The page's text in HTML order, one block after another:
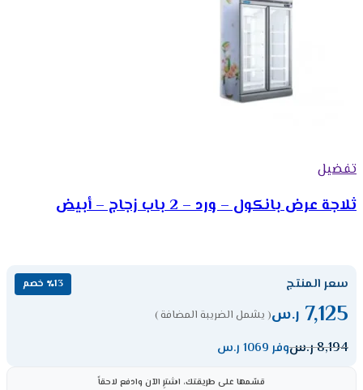
تفضيل
ثلاجة عرض بانكول – ورد – 2 باب زجاج – أبيض
سعر المنتج ٪13 خصم
7,125 ر.س( يشمل الضريبة المضافة )
8,194ر.سوفر 1069 ر.س
قسّمها على طريقتك، اشترِ الآن وادفع لاحقاً